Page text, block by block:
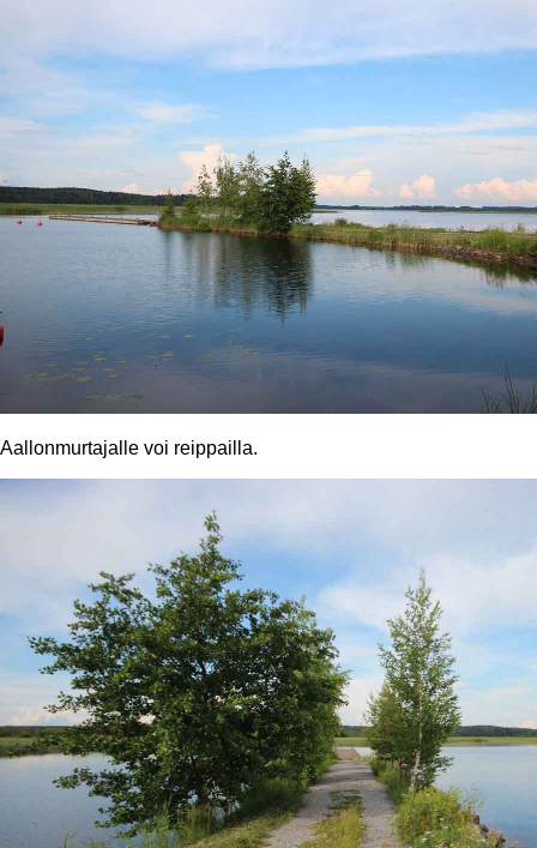
Aallonmurtajalle voi reippailla.